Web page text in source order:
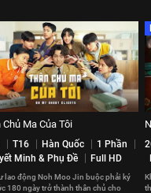
Chủ Ma Của Tôi
T16 Hàn Quốc
1 Phần
Minh & Phụ Đề
Full HD
lao động Noh Moo Jin buộc phải ký
180 ngày trở thành thân chủ cho